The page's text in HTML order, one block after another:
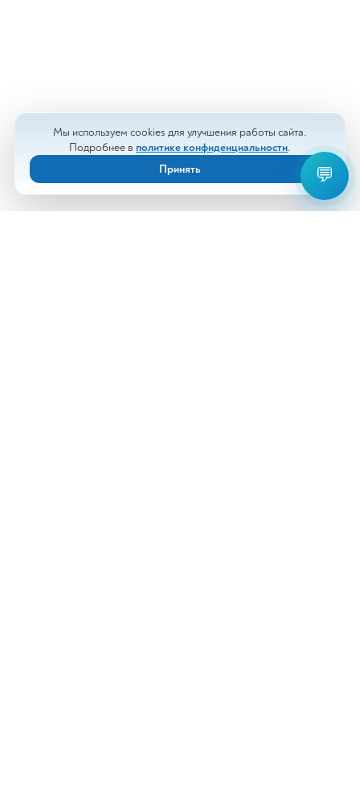
Мы используем cookies для улучшения работы сайта.
Подробнее в политике конфиденциальности.
Принять
💬